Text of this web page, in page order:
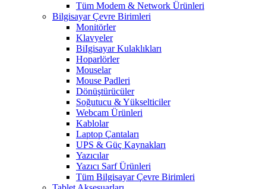
Tüm Modem & Network Ürünleri
Bilgisayar Çevre Birimleri
Monitörler
Klavyeler
BiIgisayar Kulaklıkları
Hoparlörler
Mouselar
Mouse Padleri
Dönüştürücüler
Soğutucu & Yükselticiler
Webcam Ürünleri
Kablolar
Laptop Çantaları
UPS & Güç Kaynakları
Yazıcılar
Yazıcı Sarf Ürünleri
Tüm Bilgisayar Çevre Birimleri